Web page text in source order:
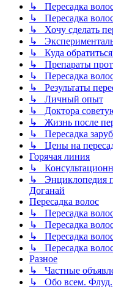
↳ Пересадка
↳ Пересадка
↳ Хочу сделать
↳
↳ Куда
↳ Препараты
↳ Пересадка
↳ Результаты
↳ Личный опыт
↳ Доктора
↳ Жизнь после
↳ Пересадка
↳ Цены на
Горячая линия
↳
↳ Энциклопедия
Доганай
Пересадка волос
↳ Пересадка
↳ Пересадка
↳ Пересадка
↳ Пересадка
Разное
↳ Частные
↳ Обо всем. Флуд.